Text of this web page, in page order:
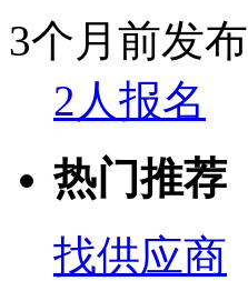
3个月前发布
2人报名
热门推荐
找供应商